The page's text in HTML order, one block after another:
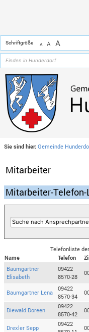
Schriftgröße A A A
Sie sind hier: Gemeinde
Mitarbeiter
Mitarbeiter-Telefon-
Telefonliste
Name
Telefon
Baumgartner
Elisabeth
09422
8570-28
Baumgartner Lena
09422
8570-34
Diewald Doreen
09422
8570-42
Drexler Sepp
09422